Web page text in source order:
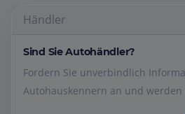
Händler
Sind Sie Autohändler?
Fordern Sie unverbindlich
Autohauskennern an und werden